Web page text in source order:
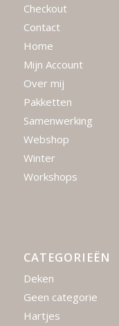
Checkout
Contact
Home
Mijn Account
Over mij
Pakketten
Samenwerking
Webshop
Winter
Workshops
CATEGORIEËN
Deken
Geen categorie
Hartjes